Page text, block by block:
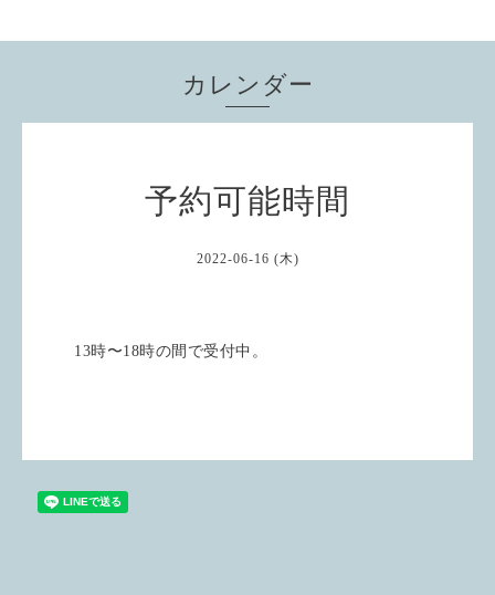
カレンダー
予約可能時間
2022-06-16 (木)
13時〜18時の間で受付中。